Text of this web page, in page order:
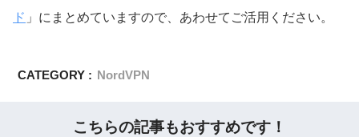
ド 」にまとめていますので、あわせてご活用ください。
CATEGORY : NordVPN
こちらの記事もおすすめです！